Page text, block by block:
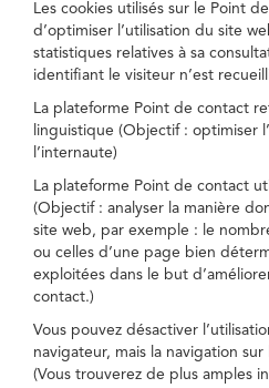
Les cookies utilisés sur le Point
d’optimiser l’utilisation du site
statistiques relatives à sa
identifiant le visiteur n’est
La plateforme Point de contact
linguistique (Objectif : optimiser
l’internaute)
La plateforme Point de contact
(Objectif : analyser la manière
site web, par exemple : le
ou celles d’une page bien
exploitées dans le but
contact.)
Vous pouvez désactiver
navigateur, mais la navigation
(Vous trouverez de plus amples